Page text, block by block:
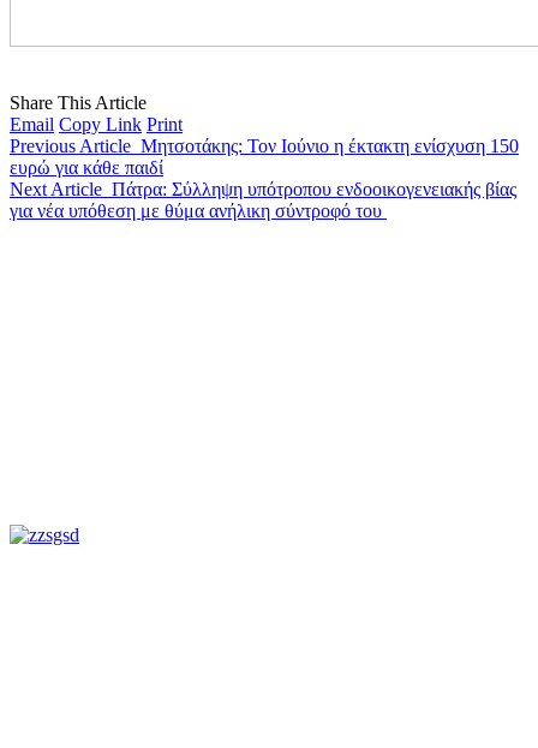
Share This Article
Email Copy Link Print
Previous Article Μητσοτάκης: Τον Ιούνιο η έκτακτη ενίσχυση 150
ευρώ για κάθε παιδί
Next Article Πάτρα: Σύλληψη υπότροπου ενδοοικογενειακής βίας
για νέα υπόθεση με θύμα ανήλικη σύντροφό του